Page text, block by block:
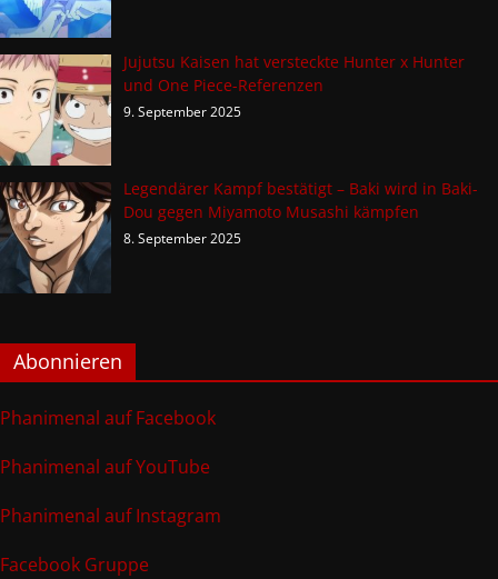
Jujutsu Kaisen hat versteckte Hunter x Hunter
und One Piece-Referenzen
9. September 2025
Legendärer Kampf bestätigt – Baki wird in Baki-
Dou gegen Miyamoto Musashi kämpfen
8. September 2025
Abonnieren
Phanimenal auf Facebook
Phanimenal auf YouTube
Phanimenal auf Instagram
Facebook Gruppe